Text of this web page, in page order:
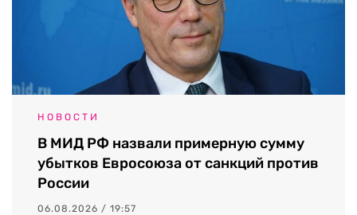
НОВОСТИ
В МИД РФ назвали примерную сумму
убытков Евросоюза от санкций против
России
06.08.2026 / 19:57